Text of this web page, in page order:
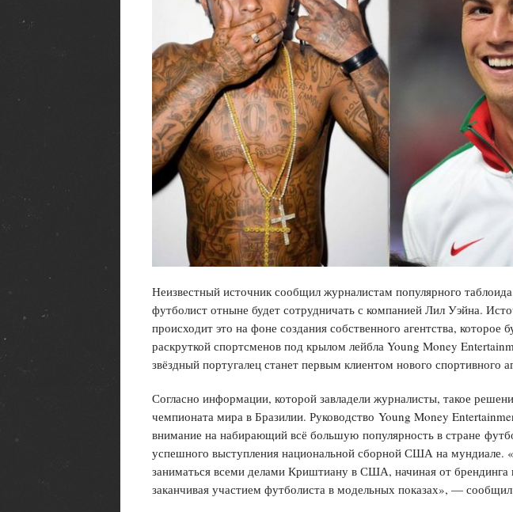
Неизвестный источник сообщил журналистам популярного
футболист отныне будет сотрудничать с компанией Лил Уэйна.
происходит это на фоне создания собственного агентства, которое
раскруткой спортсменов под крылом лейбла Young Money
звёздный португалец станет первым клиентом нового спортивного
Согласно информации, которой завладели журналисты, такое
чемпионата мира в Бразилии. Руководство Young Money
внимание на набирающий всё большую популярность в стране
успешного выступления национальной сборной США на мундиале.
заниматься всеми делами Криштиану в США, начиная от брендинга
заканчивая участием футболиста в модельных показах», —